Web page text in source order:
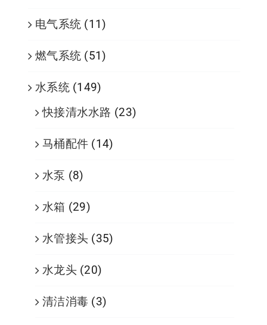
电气系统 (11)
燃气系统 (51)
水系统 (149)
快接清水水路 (23)
马桶配件 (14)
水泵 (8)
水箱 (29)
水管接头 (35)
水龙头 (20)
清洁消毒 (3)